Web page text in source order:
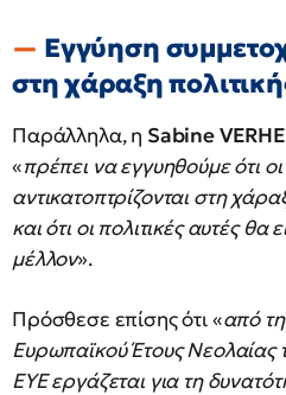
Εγγύηση
στη χάραξη
Παράλληλα, η Sabine
«πρέπει να εγγυηθούμε ότι
αντικατοπτρίζονται στη
και ότι οι πολιτικές αυτές θα
μέλλον».
Πρόσθεσε επίσης ότι «από
Ευρωπαϊκού Έτους
EYE εργάζεται για τη